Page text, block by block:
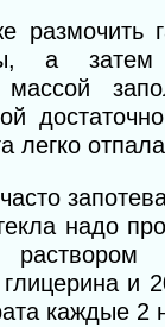
размочить
а затем
легко
надо
и
каждые 2